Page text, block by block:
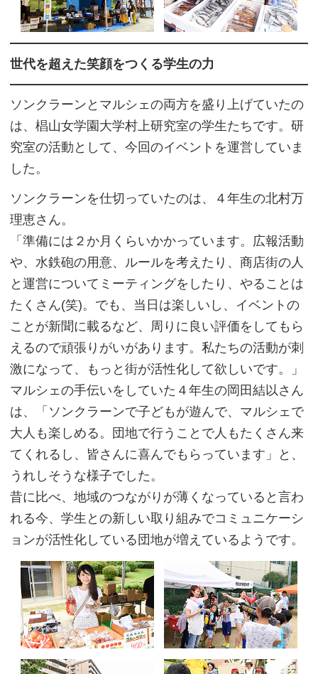
世代を超えた笑顔をつくる学生の力
ソンクラーンとマルシェの両方を盛り上げていたの
は、椙山女学園大学村上研究室の学生たちです。研
究室の活動として、今回のイベントを運営していま
した。
ソンクラーンを仕切っていたのは、４年生の北村万
理恵さん。
「準備には２か月くらいかかっています。広報活動
や、水鉄砲の用意、ルールを考えたり、商店街の人
と運営についてミーティングをしたり、やることは
たくさん(笑)。でも、当日は楽しいし、イベントの
ことが新聞に載るなど、周りに良い評価をしてもら
えるので頑張りがいがあります。私たちの活動が刺
激になって、もっと街が活性化して欲しいです。」
マルシェの手伝いをしていた４年生の岡田結以さん
は、「ソンクラーンで子どもが遊んで、マルシェで
大人も楽しめる。団地で行うことで人もたくさん来
てくれるし、皆さんに喜んでもらっています」と、
うれしそうな様子でした。
昔に比べ、地域のつながりが薄くなっていると言わ
れる今、学生との新しい取り組みでコミュニケーシ
ョンが活性化している団地が増えているようです。